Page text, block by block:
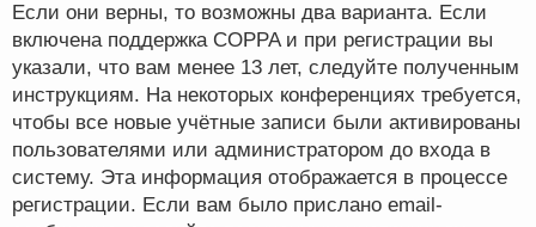
Если они верны, то возможны два варианта. Если
включена поддержка COPPA и при регистрации вы
указали, что вам менее 13 лет, следуйте полученным
инструкциям. На некоторых конференциях требуется,
чтобы все новые учётные записи были активированы
пользователями или администратором до входа в
систему. Эта информация отображается в процессе
регистрации. Если вам было прислано email-